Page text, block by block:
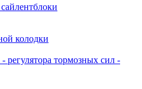
колодки
регулятора тормозных сил -